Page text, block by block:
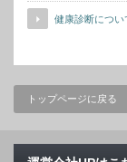
健康診断につい
トップページに戻る